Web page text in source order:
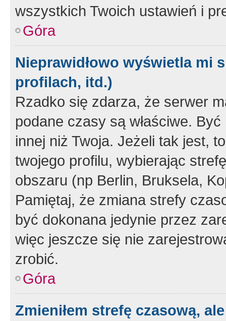
wszystkich Twoich ustawień i
Góra
Nieprawidłowo wyświetla mi
profilach, itd.)
Rzadko się zdarza, że serwer
podane czasy są właściwe.
innej niż Twoja. Jeżeli tak jest,
twojego profilu, wybierając
obszaru (np Berlin, Bruksela,
Pamiętaj, że zmiana strefy
być dokonana jedynie przez
więc jeszcze się nie
zrobić.
Góra
Zmieniłem strefę czasową,